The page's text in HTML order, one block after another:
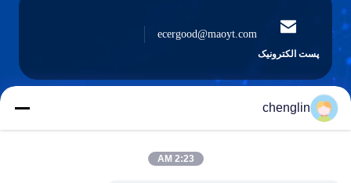
پست الکترونیک
ecergood@maoyt.com
chenglin
2:23 AM